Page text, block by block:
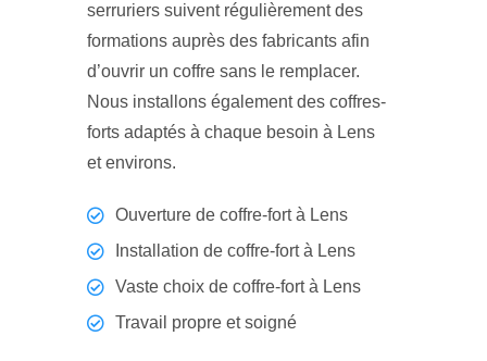
serruriers suivent régulièrement des
formations auprès des fabricants afin
d’ouvrir un coffre sans le remplacer.
Nous installons également des coffres-
forts adaptés à chaque besoin à Lens
et environs.
Ouverture de coffre-fort à Lens
Installation de coffre-fort à Lens
Vaste choix de coffre-fort à Lens
Travail propre et soigné